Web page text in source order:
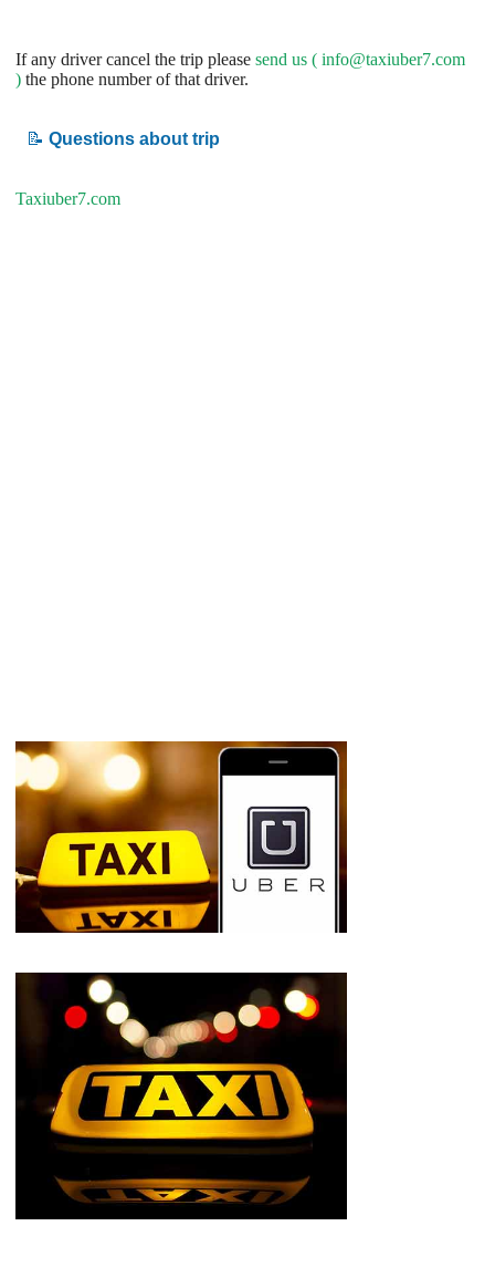
If any driver cancel the trip please send us ( info@taxiuber7.com
) the phone number of that driver.
📝 Questions about trip
Taxiuber7.com